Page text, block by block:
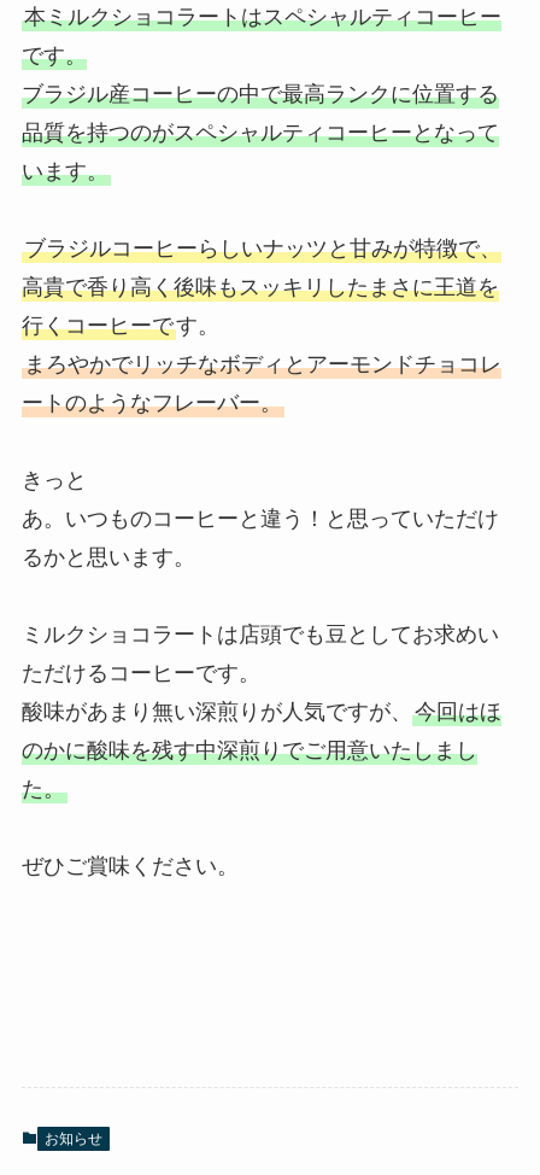
本ミルクショコラートはスペシャルティコーヒー
です。
ブラジル産コーヒーの中で最高ランクに位置する
品質を持つのがスペシャルティコーヒーとなって
います。
ブラジルコーヒーらしいナッツと甘みが特徴で、
高貴で香り高く後味もスッキリしたまさに王道を
行くコーヒーです。
まろやかでリッチなボディとアーモンドチョコレ
ートのようなフレーバー。
きっと
あ。いつものコーヒーと違う！と思っていただけ
るかと思います。
ミルクショコラートは店頭でも豆としてお求めい
ただけるコーヒーです。
酸味があまり無い深煎りが人気ですが、 今回はほ
のかに酸味を残す中深煎りでご用意いたしまし
た。
ぜひご賞味ください。
お知らせ